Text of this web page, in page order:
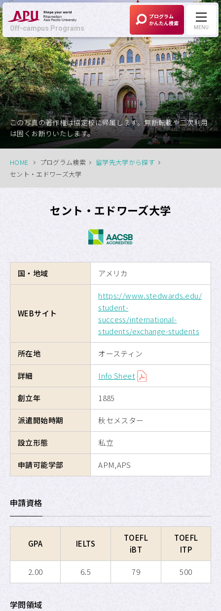
Off-campus Programs
プログラム
かんたん検索
この写真の著作権は協定校に帰属します。無断転載や二次利用
は固くお断りいたします。
HOME プログラム検索
留学先大学から探す
セント・エドワーズ大学
セント・エドワーズ大学
国・地域 アメリカ
WEBサイト
https://www.stedwards.edu/
student-
success/international-
students/exchange-students
所在地 オースティン
詳細 Info Sheet
創立年 1885
派遣開始時期 秋セメスター
設立形態 私立
申請可能学部 APM,APS
申請資格
GPA IELTS
TOEFL
iBT
TOEFL
ITP
2.00 6.5 79 500
学問領域
MENU
Off-campus Programs
LANGUAGE: English
募集中プログラム
プログラム・大学検索
危機管理
留学のための奨学金制度
APUへの留学
サイトマップ
サイトポリシー
プライバシーポリシー
APU公式Webサイト
APU SALC
APU サービスラーニング・プログラム
APU 学生留学アドバイザー